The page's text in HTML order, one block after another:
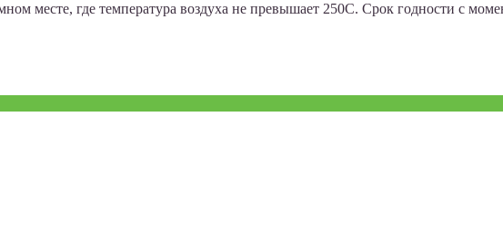
месте, где температура воздуха не превышает 250С. Срок годности с